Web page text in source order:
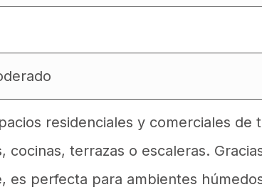
residenciales y comerciales de
cocinas, terrazas o escaleras.
es perfecta para ambientes